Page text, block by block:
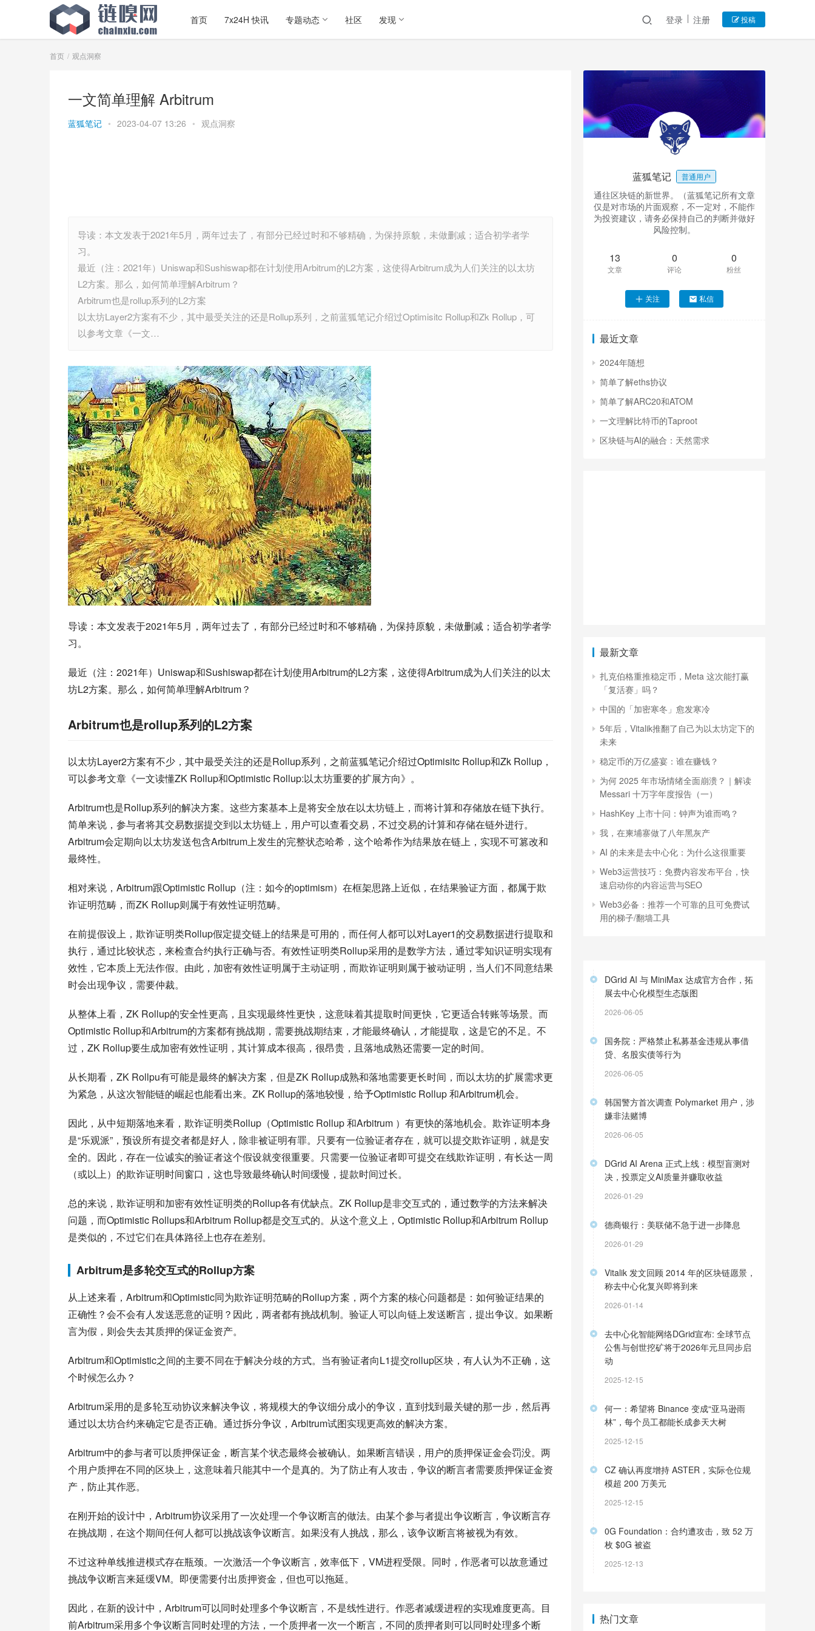
首页 7x24H 快讯 专题动态 社区 发现 登录 注册 投稿
首页 观点洞察
一文简单理解 Arbitrum
蓝狐笔记 • 2023-04-07 13:26 • 观点洞察
导读：本文发表于2021年5月，两年过去了，有部分已经过时和不够精确，为保持原貌，未做删减；适合初学者学
习。
最近（注：2021年）Uniswap和Sushiswap都在计划使用Arbitrum的L2方案，这使得Arbitrum成为人们关注的以太坊
L2方案。那么，如何简单理解Arbitrum？
Arbitrum也是rollup系列的L2方案
以太坊Layer2方案有不少，其中最受关注的还是Rollup系列，之前蓝狐笔记介绍过Optimisitc Rollup和Zk Rollup，可
以参考文章《一文…
导读：本文发表于2021年5月，两年过去了，有部分已经过时和不够精确，为保持原貌，未做删减；适合初学者学
习。
最近（注：2021年）Uniswap和Sushiswap都在计划使用Arbitrum的L2方案，这使得Arbitrum成为人们关注的以太
坊L2方案。那么，如何简单理解Arbitrum？
Arbitrum也是rollup系列的L2方案
以太坊Layer2方案有不少，其中最受关注的还是Rollup系列，之前蓝狐笔记介绍过Optimisitc Rollup和Zk Rollup，
可以参考文章《一文读懂ZK Rollup和Optimistic Rollup:以太坊重要的扩展方向》。
Arbitrum也是Rollup系列的解决方案。这些方案基本上是将安全放在以太坊链上，而将计算和存储放在链下执行。
简单来说，参与者将其交易数据提交到以太坊链上，用户可以查看交易，不过交易的计算和存储在链外进行。
Arbitrum会定期向以太坊发送包含Arbitrum上发生的完整状态哈希，这个哈希作为结果放在链上，实现不可篡改和
最终性。
相对来说，Arbitrum跟Optimistic Rollup（注：如今的optimism）在框架思路上近似，在结果验证方面，都属于欺
诈证明范畴，而ZK Rollup则属于有效性证明范畴。
在前提假设上，欺诈证明类Rollup假定提交链上的结果是可用的，而任何人都可以对Layer1的交易数据进行提取和
执行，通过比较状态，来检查合约执行正确与否。有效性证明类Rollup采用的是数学方法，通过零知识证明实现有
效性，它本质上无法作假。由此，加密有效性证明属于主动证明，而欺诈证明则属于被动证明，当人们不同意结果
时会出现争议，需要仲裁。
从整体上看，ZK Rollup的安全性更高，且实现最终性更快，这意味着其提取时间更快，它更适合转账等场景。而
Optimistic Rollup和Arbitrum的方案都有挑战期，需要挑战期结束，才能最终确认，才能提取，这是它的不足。不
过，ZK Rollup要生成加密有效性证明，其计算成本很高，很昂贵，且落地成熟还需要一定的时间。
从长期看，ZK Rollpu有可能是最终的解决方案，但是ZK Rollup成熟和落地需要更长时间，而以太坊的扩展需求更
为紧急，从这次智能链的崛起也能看出来。ZK Rollup的落地较慢，给予Optimistic Rollup 和Arbitrum机会。
因此，从中短期落地来看，欺诈证明类Rollup（Optimistic Rollup 和Arbitrum ）有更快的落地机会。欺诈证明本身
是“乐观派”，预设所有提交者都是好人，除非被证明有罪。只要有一位验证者存在，就可以提交欺诈证明，就是安
全的。因此，存在一位诚实的验证者这个假设就变很重要。只需要一位验证者即可提交在线欺诈证明，有长达一周
（或以上）的欺诈证明时间窗口，这也导致最终确认时间缓慢，提款时间过长。
总的来说，欺诈证明和加密有效性证明类的Rollup各有优缺点。ZK Rollup是非交互式的，通过数学的方法来解决
问题，而Optimistic Rollups和Arbitrum Rollup都是交互式的。从这个意义上，Optimistic Rollup和Arbitrum Rollup
是类似的，不过它们在具体路径上也存在差别。
Arbitrum是多轮交互式的Rollup方案
从上述来看，Arbitrum和Optimistic同为欺诈证明范畴的Rollup方案，两个方案的核心问题都是：如何验证结果的
正确性？会不会有人发送恶意的证明？因此，两者都有挑战机制。验证人可以向链上发送断言，提出争议。如果断
言为假，则会失去其质押的保证金资产。
Arbitrum和Optimistic之间的主要不同在于解决分歧的方式。当有验证者向L1提交rollup区块，有人认为不正确，这
个时候怎么办？
Arbitrum采用的是多轮互动协议来解决争议，将规模大的争议细分成小的争议，直到找到最关键的那一步，然后再
通过以太坊合约来确定它是否正确。通过拆分争议，Arbitrum试图实现更高效的解决方案。
Arbitrum中的参与者可以质押保证金，断言某个状态最终会被确认。如果断言错误，用户的质押保证金会罚没。两
个用户质押在不同的区块上，这意味着只能其中一个是真的。为了防止有人攻击，争议的断言者需要质押保证金资
产，防止其作恶。
在刚开始的设计中，Arbitrum协议采用了一次处理一个争议断言的做法。由某个参与者提出争议断言，争议断言存
在挑战期，在这个期间任何人都可以挑战该争议断言。如果没有人挑战，那么，该争议断言将被视为有效。
不过这种单线推进模式存在瓶颈。一次激活一个争议断言，效率低下，VM进程受限。同时，作恶者可以故意通过
挑战争议断言来延缓VM。即便需要付出质押资金，但也可以拖延。
因此，在新的设计中，Arbitrum可以同时处理多个争议断言，不是线性进行。作恶者减缓进程的实现难度更高。目
前Arbitrum采用多个争议断言同时处理的方法，一个质押者一次一个断言，不同的质押者则可以同时处理多个断
蓝狐笔记 普通用户
通往区块链的新世界。（蓝狐笔记所有文章
仅是对市场的片面观察，不一定对，不能作
为投资建议，请务必保持自己的判断并做好
风险控制。
13
文章
0
评论
0
粉丝
关注 私信
最近文章
2024年随想
简单了解eths协议
简单了解ARC20和ATOM
一文理解比特币的Taproot
区块链与AI的融合：天然需求
最新文章
扎克伯格重推稳定币，Meta 这次能打赢
「复活赛」吗？
中国的「加密寒冬」愈发寒冷
5年后，Vitalik推翻了自己为以太坊定下的
未来
稳定币的万亿盛宴：谁在赚钱？
为何 2025 年市场情绪全面崩溃？｜解读
Messari 十万字年度报告（一）
HashKey 上市十问：钟声为谁而鸣？
我，在柬埔寨做了八年黑灰产
AI 的未来是去中心化：为什么这很重要
Web3运营技巧：免费内容发布平台，快
速启动你的内容运营与SEO
Web3必备：推荐一个可靠的且可免费试
用的梯子/翻墙工具
DGrid AI 与 MiniMax 达成官方合作，拓
展去中心化模型生态版图
2026-06-05
国务院：严格禁止私募基金违规从事借
贷、名股实债等行为
2026-06-05
韩国警方首次调查 Polymarket 用户，涉
嫌非法赌博
2026-06-05
DGrid AI Arena 正式上线：模型盲测对
决，投票定义AI质量并赚取收益
2026-01-29
德商银行：美联储不急于进一步降息
2026-01-29
Vitalik 发文回顾 2014 年的区块链愿景，
称去中心化复兴即将到来
2026-01-14
去中心化智能网络DGrid宣布: 全球节点
公售与创世挖矿将于2026年元旦同步启
动
2025-12-15
何一：希望将 Binance 变成“亚马逊雨
林”，每个员工都能长成参天大树
2025-12-15
CZ 确认再度增持 ASTER，实际仓位规
模超 200 万美元
2025-12-15
0G Foundation：合约遭攻击，致 52 万
枚 $0G 被盗
2025-12-13
热门文章